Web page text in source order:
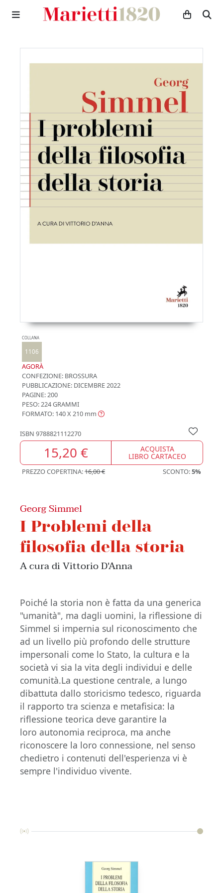
COLLANA
1106
AGORÀ
CONFEZIONE: BROSSURA
PUBBLICAZIONE: DICEMBRE 2022
PAGINE: 200
PESO: 224 GRAMMI
FORMATO: 140 X 210 mm
ISBN 9788821112270
15,20 € ACQUISTA
LIBRO CARTACEO
PREZZO COPERTINA:16,00 € SCONTO:5%
Georg Simmel
I Problemi della
filosofia della storia
A cura di Vittorio D'Anna
Poiché la storia non è fatta da una generica
"umanità", ma dagli uomini, la riflessione di
Simmel si impernia sul riconoscimento che
ad un livello più profondo delle strutture
impersonali come lo Stato, la cultura e la
società vi sia la vita degli individui e delle
comunità.La questione centrale, a lungo
dibattuta dallo storicismo tedesco, riguarda
il rapporto tra scienza e metafisica: la
riflessione teorica deve garantire la
loro autonomia reciproca, ma anche
riconoscere la loro connessione, nel senso
chedietro i contenuti dell'esperienza vi è
sempre l'individuo vivente.